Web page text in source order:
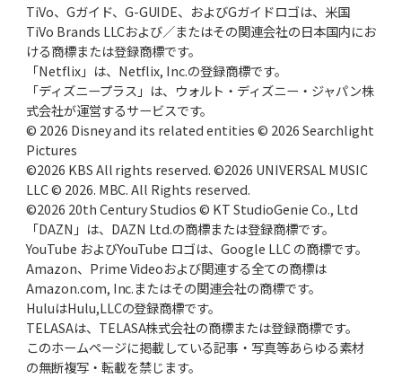
TiVo、Gガイド、G-GUIDE、およびGガイドロゴは、米国
TiVo Brands LLCおよび／またはその関連会社の日本国内にお
ける商標または登録商標です。
「Netflix」は、Netflix, Inc.の登録商標です。
「ディズニープラス」は、ウォルト・ディズニー・ジャパン株
式会社が運営するサービスです。
© 2026 Disney and its related entities © 2026 Searchlight
Pictures
©2026 KBS All rights reserved. ©2026 UNIVERSAL MUSIC
LLC © 2026. MBC. All Rights reserved.
©2026 20th Century Studios © KT StudioGenie Co., Ltd
「DAZN」は、DAZN Ltd.の商標または登録商標です。
YouTube およびYouTube ロゴは、Google LLC の商標です。
Amazon、Prime Videoおよび関連する全ての商標は
Amazon.com, Inc.またはその関連会社の商標です。
HuluはHulu,LLCの登録商標です。
TELASAは、TELASA株式会社の商標または登録商標です。
このホームページに掲載している記事・写真等あらゆる素材
の無断複写・転載を禁じます。